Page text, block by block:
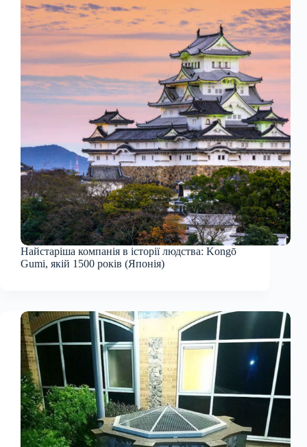
Найстаріша компанія в історії людства: Kongō
Gumi, якій 1500 років (Японія)